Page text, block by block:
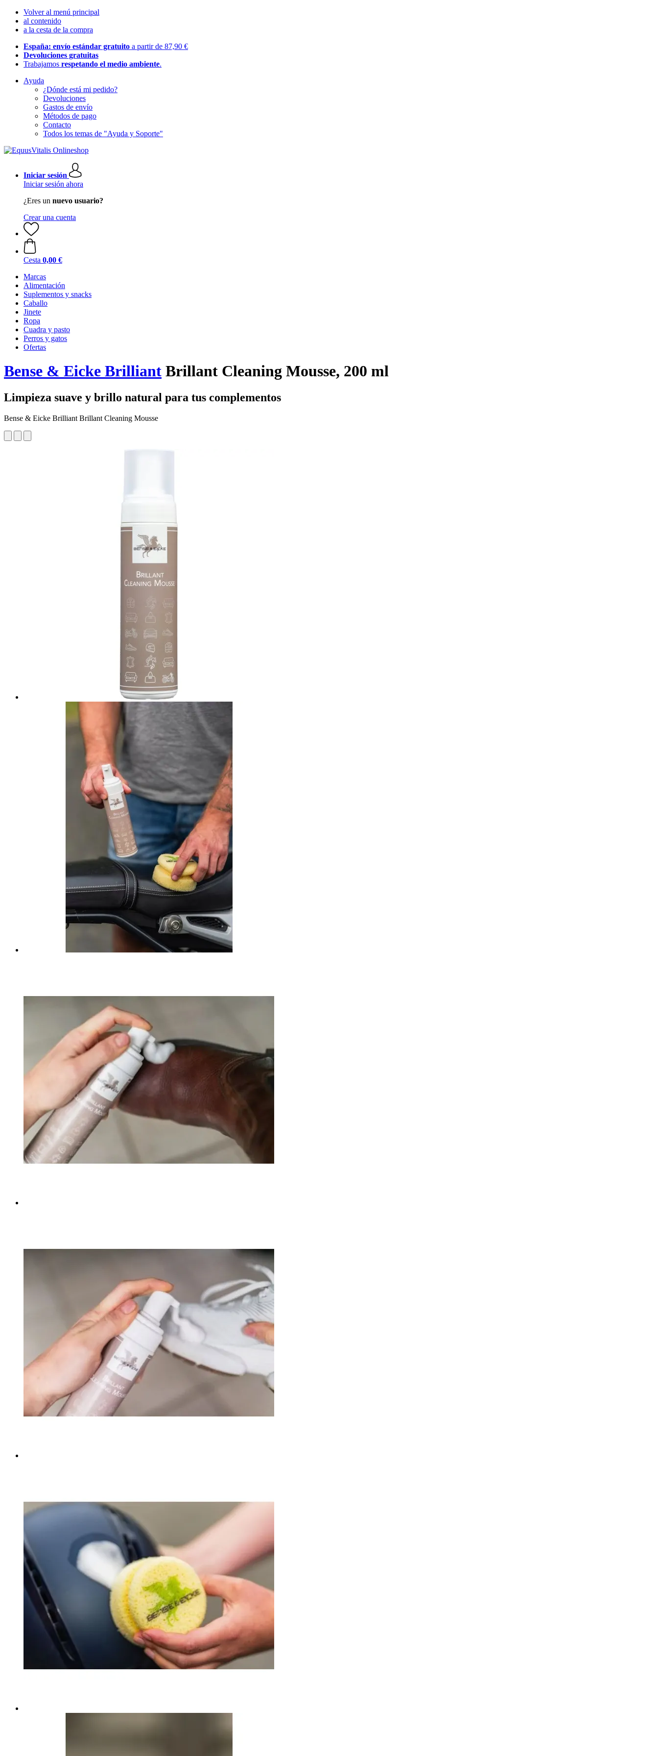
Volver al menú principal
al contenido
a la cesta de la compra
España: envío estándar gratuito a partir de 87,90 €
Devoluciones gratuitas
Trabajamos respetando el medio ambiente.
Ayuda
¿Dónde está mi pedido?
Devoluciones
Gastos de envío
Métodos de pago
Contacto
Todos los temas de "Ayuda y Soporte"
Iniciar sesión
Iniciar sesión ahora
¿Eres un nuevo usuario?
Crear una cuenta
Cesta 0,00 €
Marcas
Alimentación
Suplementos y snacks
Caballo
Jinete
Ropa
Cuadra y pasto
Perros y gatos
Ofertas
Bense & Eicke Brilliant Brillant Cleaning Mousse, 200 ml
Limpieza suave y brillo natural para tus complementos
Bense & Eicke Brilliant Brillant Cleaning Mousse